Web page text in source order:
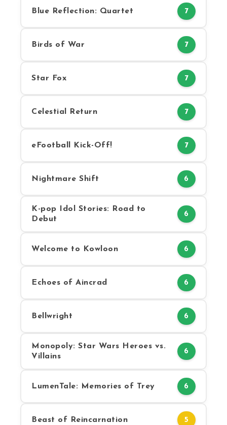
Blue Reflection: Quartet 7
Birds of War 7
Star Fox 7
Celestial Return 7
eFootball Kick-Off! 7
Nightmare Shift 6
K-pop Idol Stories: Road to
Debut
6
Welcome to Kowloon 6
Echoes of Aincrad 6
Bellwright 6
Monopoly: Star Wars Heroes vs.
Villains
6
LumenTale: Memories of Trey 6
Beast of Reincarnation 5